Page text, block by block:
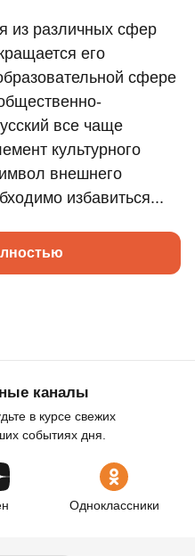
из различных сфер
его
сфере
все чаще
культурного
внешнего
избавиться...
каналы
в курсе свежих
событиях дня.
Одноклассники